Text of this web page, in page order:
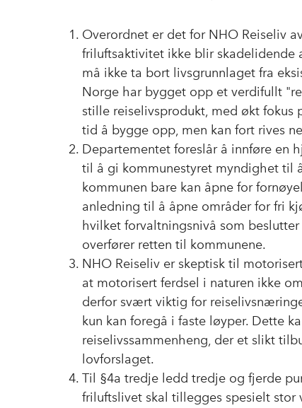
Overordnet er det for NHO Reiseliv
friluftsaktivitet ikke blir skadelidende
må ikke ta bort livsgrunnlaget fra
Norge har bygget opp et verdifullt
stille reiselivsprodukt, med økt fokus
tid å bygge opp, men kan fort rives
Departementet foreslår å innføre en
til å gi kommunestyret myndighet til
kommunen bare kan åpne for
anledning til å åpne områder for fri
hvilket forvaltningsnivå som
overfører retten til kommunene.
NHO Reiseliv er skeptisk til
at motorisert ferdsel i naturen ikke
derfor svært viktig for
kun kan foregå i faste løyper. Dette
reiselivssammenheng, der et slikt
lovforslaget.
Til §4a tredje ledd tredje og fjerde
friluftslivet skal tillegges spesielt